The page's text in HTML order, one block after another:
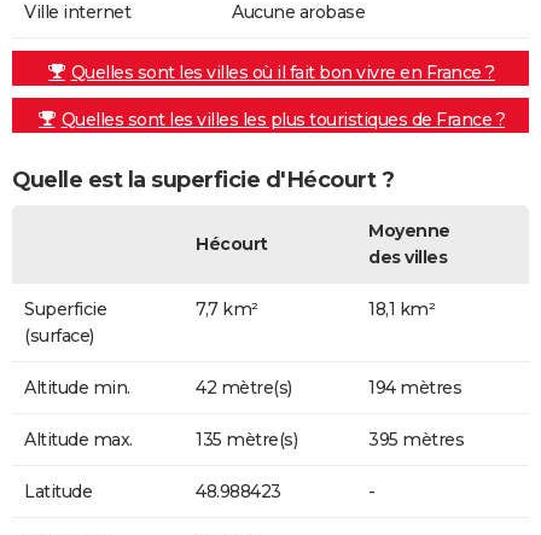
Ville internet Aucune arobase
Quelles sont les villes où il fait bon vivre en France ?
Quelles sont les villes les plus touristiques de France ?
Quelle est la superficie d'Hécourt ?
Hécourt
Moyenne
des villes
Superficie
(surface)
7,7 km² 18,1 km²
Altitude min. 42 mètre(s) 194 mètres
Altitude max. 135 mètre(s) 395 mètres
Latitude 48.988423 -